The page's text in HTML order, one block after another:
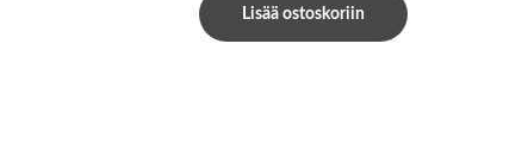
Lisää ostoskoriin